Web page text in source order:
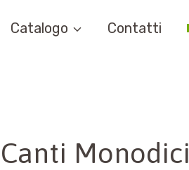
Catalogo Contatti
Canti Monodici